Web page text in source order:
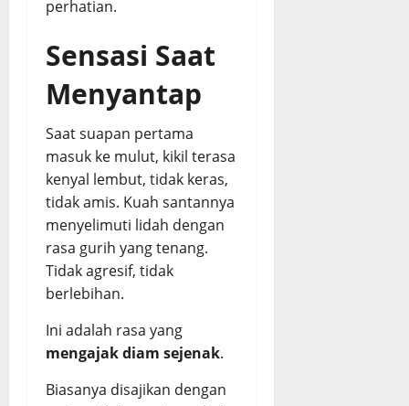
perhatian.
Sensasi Saat
Menyantap
Saat suapan pertama
masuk ke mulut, kikil terasa
kenyal lembut, tidak keras,
tidak amis. Kuah santannya
menyelimuti lidah dengan
rasa gurih yang tenang.
Tidak agresif, tidak
berlebihan.
Ini adalah rasa yang
mengajak diam sejenak.
Biasanya disajikan dengan